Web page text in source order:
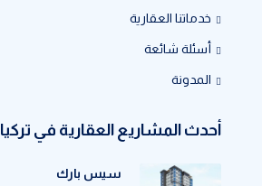
خدماتنا العقارية
أسئلة شائعة
المدونة
أحدث المشاريع العقارية في تركيا
سيس بارك